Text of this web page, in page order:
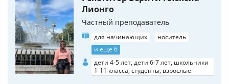
Лионго
Частный преподаватель
для начинающих
носитель
и еще 6
дети 4-5 лет, дети 6-7 лет, школьники
1-11 класса, студенты, взрослые